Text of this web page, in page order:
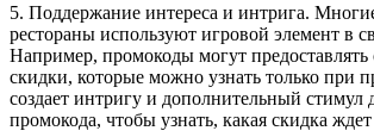
5. Поддержание интереса и интрига.
рестораны используют игровой элемент в
Например, промокоды могут
скидки, которые можно узнать только при
создает интригу и дополнительный стимул
промокода, чтобы узнать, какая скидка